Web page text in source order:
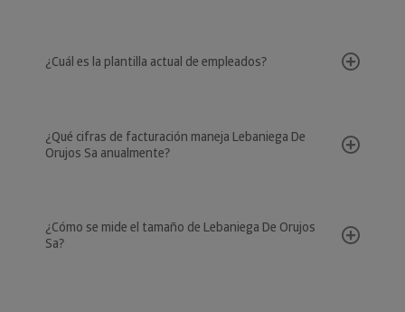
¿Cuál es la plantilla actual de empleados?
¿Qué cifras de facturación maneja Lebaniega De
Orujos Sa anualmente?
¿Cómo se mide el tamaño de Lebaniega De Orujos
Sa?